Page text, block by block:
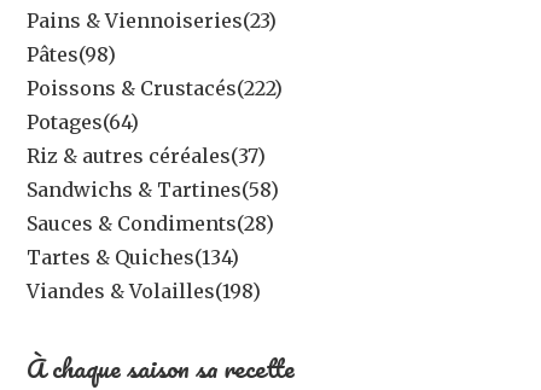
Pains & Viennoiseries(23)
Pâtes(98)
Poissons & Crustacés(222)
Potages(64)
Riz & autres céréales(37)
Sandwichs & Tartines(58)
Sauces & Condiments(28)
Tartes & Quiches(134)
Viandes & Volailles(198)
À chaque saison sa recette